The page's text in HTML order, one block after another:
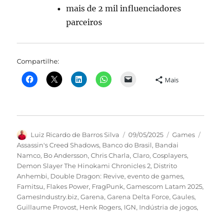
mais de 2 mil influenciadores
parceiros
Compartilhe:
Mais
Autor
Luiz Ricardo de Barros Silva
Publicado
em
09/05/2025 Categorias
Games
Assassin's Creed Shadows, Banco do Brasil, Bandai
Namco, Bo Andersson,Chris Charla,Claro,Cosplayers,
Demon Slayer The Hinokami Chronicles 2, Distrito
Anhembi, Double Dragon: Revive,evento de games,
Famitsu, Flakes Power, FragPunk,Gamescom Latam 2025,
GamesIndustry.biz,Garena,Garena Delta Force,Gaules,
Guillaume Provost, Henk Rogers, IGN, Indústria de jogos,